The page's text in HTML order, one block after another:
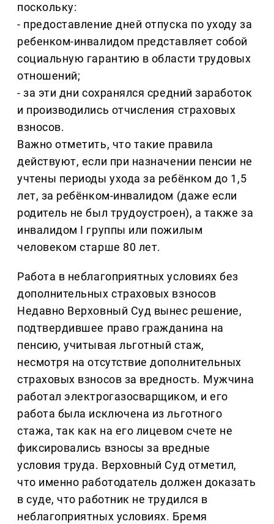
поскольку:
- предоставление дней отпуска по уходу за
ребенком-инвалидом представляет собой
социальную гарантию в области трудовых
отношений;
- за эти дни сохранялся средний заработок
и производились отчисления страховых
взносов.
Важно отметить, что такие правила
действуют, если при назначении пенсии не
учтены периоды ухода за ребёнком до 1,5
лет, за ребёнком-инвалидом (даже если
родитель не был трудоустроен), а также за
инвалидом I группы или пожилым
человеком старше 80 лет.
Работа в неблагоприятных условиях без
дополнительных страховых взносов
Недавно Верховный Суд вынес решение,
подтвердившее право гражданина на
пенсию, учитывая льготный стаж,
несмотря на отсутствие дополнительных
страховых взносов за вредность. Мужчина
работал электрогазосварщиком, и его
работа была исключена из льготного
стажа, так как на его лицевом счете не
фиксировались взносы за вредные
условия труда. Верховный Суд отметил,
что именно работодатель должен доказать
в суде, что работник не трудился в
неблагоприятных условиях. Бремя